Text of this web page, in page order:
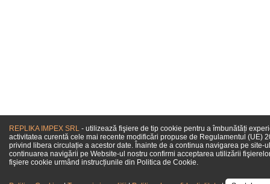
REPLIKA IMPEX SRL - utilizează fişiere de tip cookie pentru a îmbunătăți
activitatea curentă cele mai recente modificări propuse de Regulamentul
privind libera circulație a acestor date. Înainte de a continua navigarea pe
continuarea navigării pe Website-ul nostru confirmi acceptarea utilizării
fişiere cookie urmând instrucțiunile din Politica de Cookie.